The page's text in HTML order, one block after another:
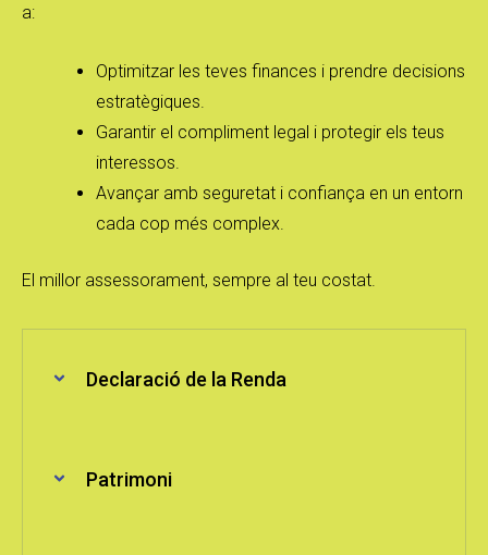
a:
Optimitzar les teves finances i prendre decisions
estratègiques.
Garantir el compliment legal i protegir els teus
interessos.
Avançar amb seguretat i confiança en un entorn
cada cop més complex.
El millor assessorament, sempre al teu costat.
Declaració de la Renda
Patrimoni